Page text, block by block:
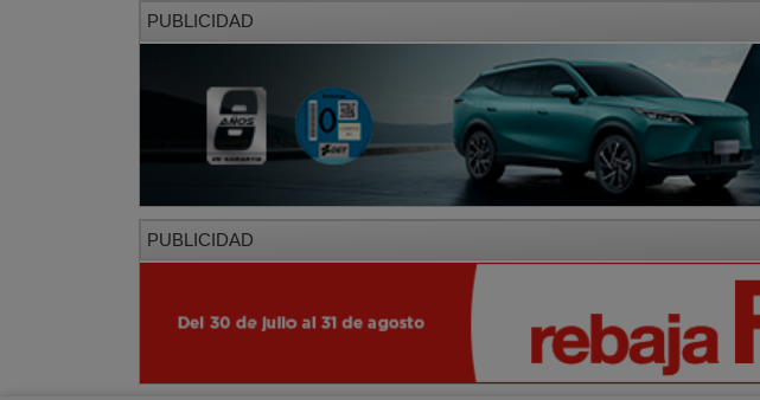
PUBLICIDAD
PUBLICIDAD